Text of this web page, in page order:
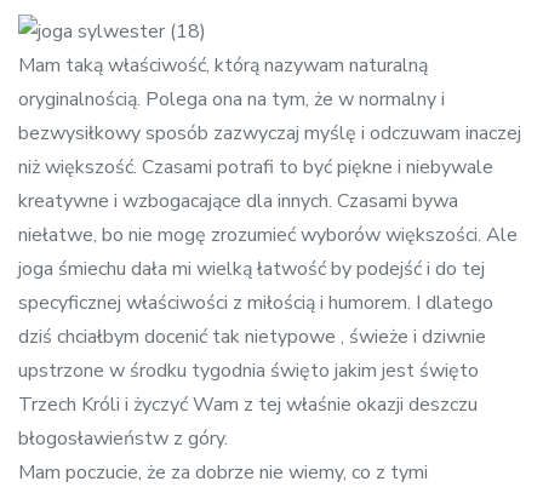
Mam taką właściwość, którą nazywam naturalną
oryginalnością. Polega ona na tym, że w normalny i
bezwysiłkowy sposób zazwyczaj myślę i odczuwam inaczej
niż większość. Czasami potrafi to być piękne i niebywale
kreatywne i wzbogacające dla innych. Czasami bywa
niełatwe, bo nie mogę zrozumieć wyborów większości. Ale
joga śmiechu dała mi wielką łatwość by podejść i do tej
specyficznej właściwości z miłością i humorem. I dlatego
dziś chciałbym docenić tak nietypowe , świeże i dziwnie
upstrzone w środku tygodnia święto jakim jest święto
Trzech Króli i życzyć Wam z tej właśnie okazji deszczu
błogosławieństw z góry.
Mam poczucie, że za dobrze nie wiemy, co z tymi
navigation